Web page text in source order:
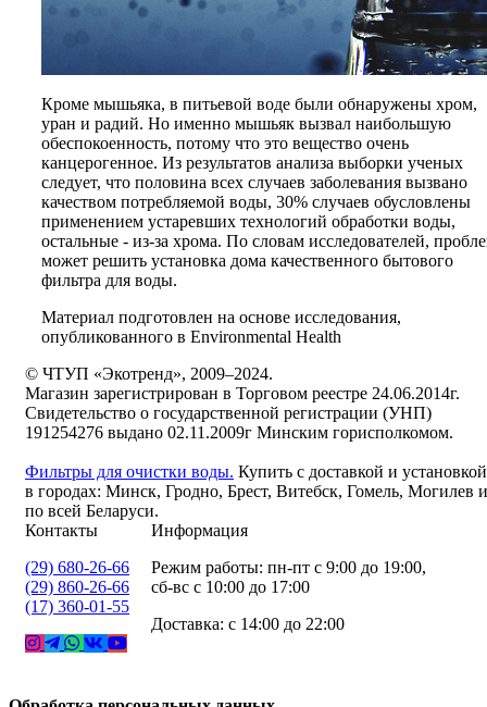
Кроме мышьяка, в питьевой воде были обнаружены хром,
уран и радий. Но именно мышьяк вызвал наибольшую
обеспокоенность, потому что это вещество очень
канцерогенное. Из результатов анализа выборки ученых
следует, что половина всех случаев заболевания вызвано
качеством потребляемой воды, 30% случаев обусловлены
применением устаревших технологий обработки воды,
остальные - из-за хрома. По словам исследователей,
может решить установка дома качественного бытового
фильтра для воды.
Материал подготовлен на основе исследования,
опубликованного в Environmental Health
© ЧТУП «Экотренд», 2009–2024.
Магазин зарегистрирован в Торговом реестре 24.06.2014г.
Свидетельство о государственной регистрации (УНП)
191254276 выдано 02.11.2009г Минским горисполкомом.
Фильтры для очистки воды. Купить с доставкой и установкой
в городах: Минск, Гродно, Брест, Витебск, Гомель, Могилев и
по всей Беларуси.
Контакты
(29) 680-26-66
(29) 860-26-66
(17) 360-01-55
Информация
Режим работы: пн-пт с 9:00 до 19:00,
сб-вс с 10:00 до 17:00
Доставка: с 14:00 до 22:00